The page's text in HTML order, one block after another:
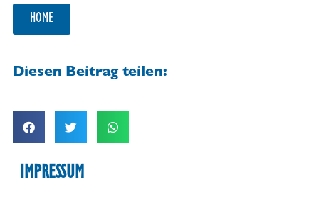
HOME
Diesen Beitrag teilen:
IMPRESSUM